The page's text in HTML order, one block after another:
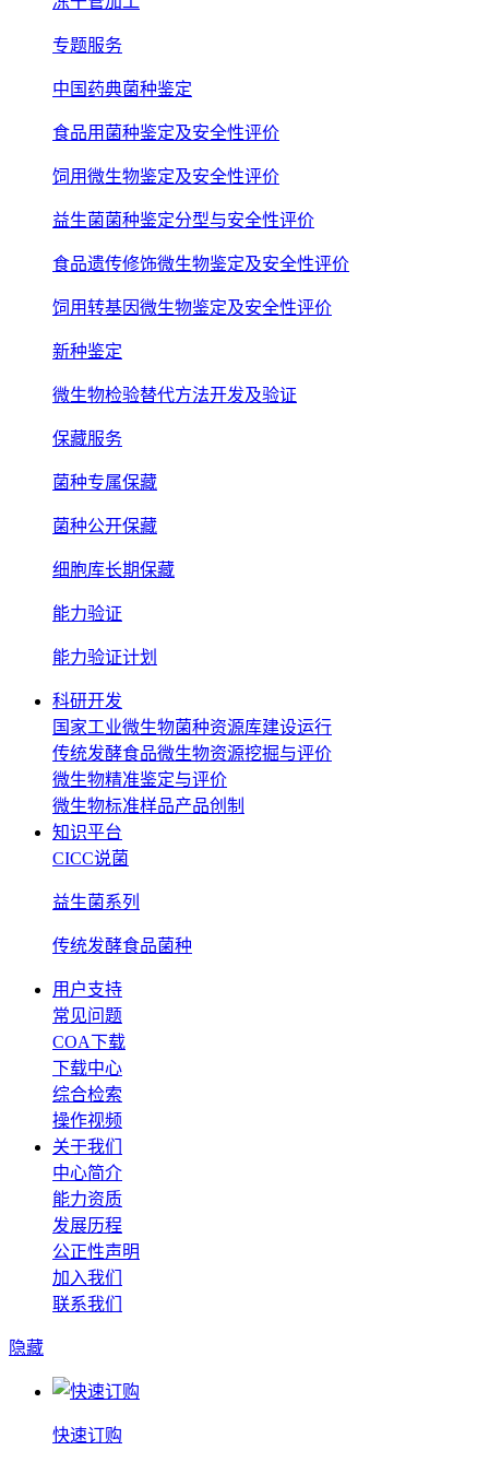
专题服务
中国药典菌种鉴定
食品用菌种鉴定及安全性评价
饲用微生物鉴定及安全性评价
益生菌菌种鉴定分型与安全性评价
食品遗传修饰微生物鉴定及安全性评价
饲用转基因微生物鉴定及安全性评价
新种鉴定
微生物检验替代方法开发及验证
保藏服务
菌种专属保藏
菌种公开保藏
细胞库长期保藏
能力验证
能力验证计划
科研开发
国家工业微生物菌种资源库建设运行
传统发酵食品微生物资源挖掘与评价
微生物精准鉴定与评价
微生物标准样品产品创制
知识平台
CICC说菌
益生菌系列
传统发酵食品菌种
用户支持
常见问题
COA下载
下载中心
综合检索
操作视频
关于我们
中心简介
能力资质
发展历程
公正性声明
加入我们
联系我们
隐藏
快速订购